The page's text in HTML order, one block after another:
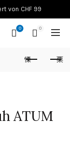
von CHF 99
0 0
ATUM